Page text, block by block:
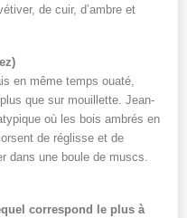
de cuir, d’ambre et
en même temps ouaté,
que sur mouillette. Jean-
où les bois ambrés en
de réglisse et de
dans une boule de muscs.
correspond le plus à